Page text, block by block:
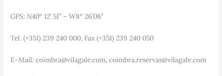
GPS: N40º 12’ 51’’ – W8º 26’08’’
Tel. (+351) 239 240 000, Fax (+351) 239 240 050
E-Mail: coimbra@vilagale.com, coimbra.reservas@vilagale.com